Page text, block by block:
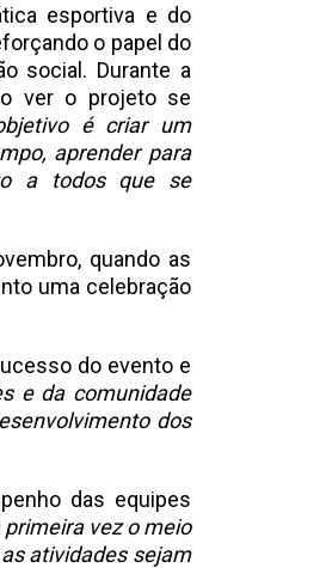
esportiva e do
o papel do
social. Durante a
ver o projeto se
é criar um
aprender para
a todos que se
quando as
uma celebração
do evento e
e da comunidade
dos
das equipes
vez o meio
atividades sejam